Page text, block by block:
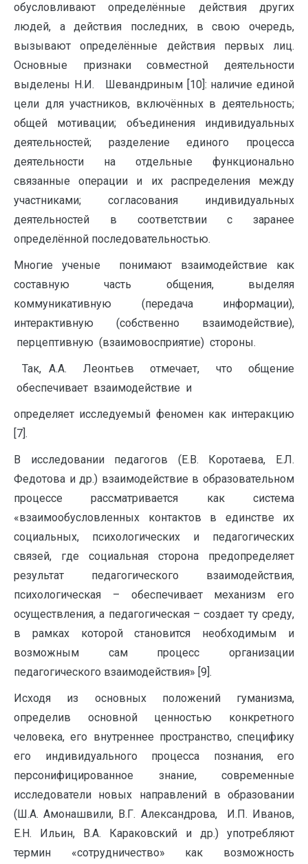
обусловливают определённые действия других
людей, а действия последних, в свою очередь,
вызывают определённые действия первых лиц.
Основные признаки совместной деятельности
выделены Н.И. Шевандриным [10]: наличие единой
цели для участников, включённых в деятельность;
общей мотивации; объединения индивидуальных
деятельностей; разделение единого процесса
деятельности на отдельные функционально
связанные операции и их распределения между
участниками; согласования индивидуальных
деятельностей в соответствии с заранее
определённой последовательностью.
Многие ученые понимают взаимодействие как
составную часть общения, выделяя
коммуникативную (передача информации),
интерактивную (собственно взаимодействие),
перцептивную (взаимовосприятие) стороны.
Так, А.А. Леонтьев отмечает, что общение
обеспечивает взаимодействие и
определяет исследуемый феномен как интеракцию
[7].
В исследовании педагогов (Е.В. Коротаева, Е.Л.
Федотова и др.) взаимодействие в образовательном
процессе рассматривается как система
«взаимообусловленных контактов в единстве их
социальных, психологических и педагогических
связей, где социальная сторона предопределяет
результат педагогического взаимодействия,
психологическая – обеспечивает механизм его
осуществления, а педагогическая – создает ту среду,
в рамках которой становится необходимым и
возможным сам процесс организации
педагогического взаимодействия» [9].
Исходя из основных положений гуманизма,
определив основной ценностью конкретного
человека, его внутреннее пространство, специфику
его индивидуального процесса познания, его
персонифицированное знание, современные
исследователи новых направлений в образовании
(Ш.А. Амонашвили, В.Г. Александрова, И.П. Иванов,
Е.Н. Ильин, В.А. Караковский и др.) употребляют
термин «сотрудничество» как возможность